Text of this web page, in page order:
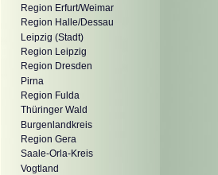
Region Erfurt/Weimar
Region Halle/Dessau
Leipzig (Stadt)
Region Leipzig
Region Dresden
Pirna
Region Fulda
Thüringer Wald
Burgenlandkreis
Region Gera
Saale-Orla-Kreis
Vogtland